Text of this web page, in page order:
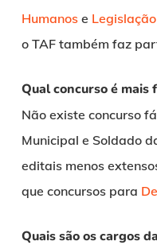
Humanose
o TAF também faz
Qual concurso é mais
Não existe concurso
Municipal e Soldado
editais menos
que concursos para
Quais são os cargos